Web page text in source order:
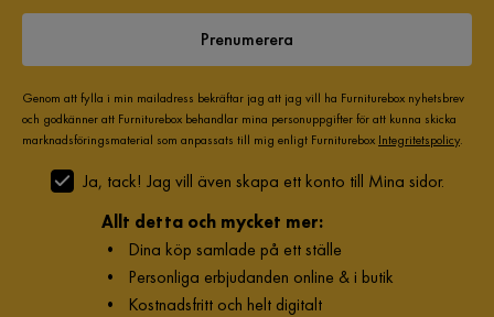
Prenumerera
Genom att fylla i min mailadress bekräftar jag att jag vill ha Furniturebox nyhetsbrev
och godkänner att Furniturebox behandlar mina personuppgifter för att kunna skicka
marknadsföringsmaterial som anpassats till mig enligt Furniturebox Integritetspolicy.
Ja, tack! Jag vill även skapa ett konto till Mina sidor.
Allt detta och mycket mer:
• Dina köp samlade på ett ställe
• Personliga erbjudanden online & i butik
• Kostnadsfritt och helt digitalt